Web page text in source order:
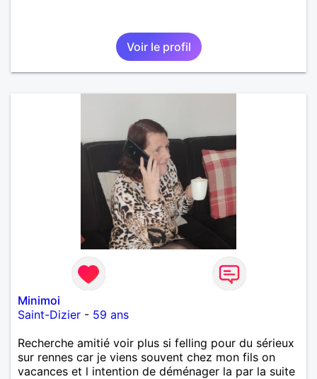
Voir le profil
Minimoi
Saint-Dizier - 59 ans
Recherche amitié voir plus si felling pour du sérieux
sur rennes car je viens souvent chez mon fils on
vacances et l intention de déménager la par la suite